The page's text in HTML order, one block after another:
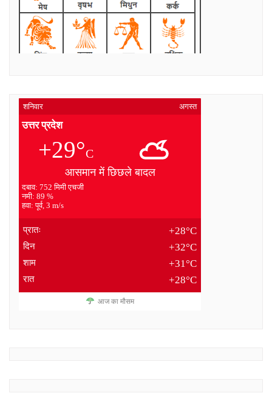
शनिवार अगस्त
उत्तर प्रदेश
+29°C
आसमान में छिछले बादल
दबाव: 752 मिमी एचजी
नमी: 89 %
हवा: पूर्व, 3 m/s
प्रातः +28°C
दिन +32°C
शाम +31°C
रात +28°C
आज का मौसम